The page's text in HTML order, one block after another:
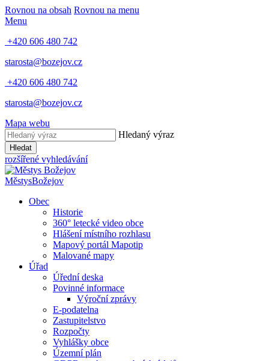
Rovnou na obsah Rovnou na menu
Menu
+420 606 480 742
starosta@bozejov.cz
+420 606 480 742
starosta@bozejov.cz
Mapa webu
Hledaný výraz
Hledat
rozšířené vyhledávání
MěstysBožejov
Obec
Historie
360° letecké video obce
Hlášení místního rozhlasu
Mapový portál Mapotip
Malované mapy
Úřad
Úřední deska
Povinné informace
Výroční zprávy
E-podatelna
Zastupitelstvo
Rozpočty
Vyhlášky obce
Územní plán